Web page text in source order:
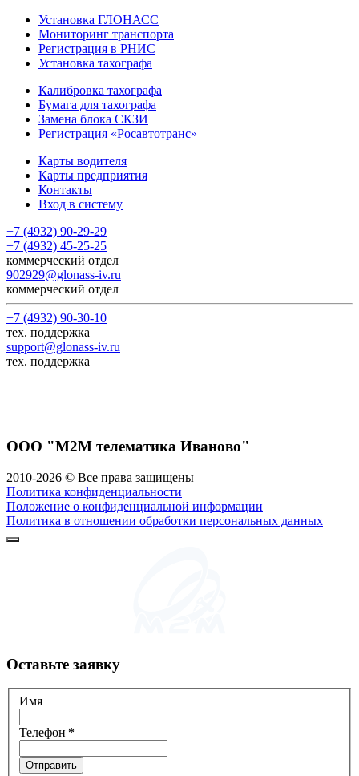
Установка ГЛОНАСС
Мониторинг транспорта
Регистрация в РНИС
Установка тахографа
Калибровка тахографа
Бумага для тахографа
Замена блока СКЗИ
Регистрация «Росавтотранс»
Карты водителя
Карты предприятия
Контакты
Вход в систему
+7 (4932) 90-29-29
+7 (4932) 45-25-25
коммерческий отдел
902929@glonass-iv.ru
коммерческий отдел
+7 (4932) 90-30-10
тех. поддержка
support@glonass-iv.ru
тех. поддержка
ООО "М2М телематика Иваново"
2010-2026 © Все права защищены
Политика конфиденциальности
Положение о конфиденциальной информации
Политика в отношении обработки персональных данных
Оставьте заявку
Имя
Телефон *
Отправить